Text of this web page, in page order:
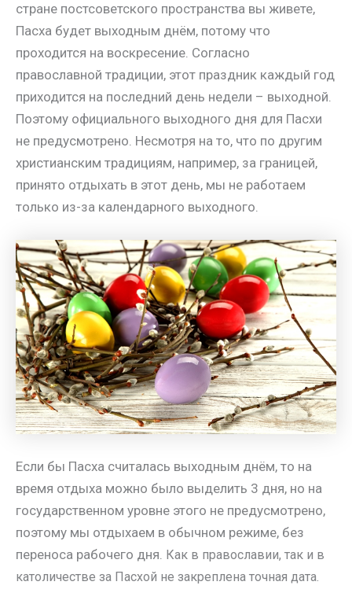
стране постсоветского пространства вы живете,
Пасха будет выходным днём, потому что
проходится на воскресение. Согласно
православной традиции, этот праздник каждый год
приходится на последний день недели – выходной.
Поэтому официального выходного дня для Пасхи
не предусмотрено. Несмотря на то, что по другим
христианским традициям, например, за границей,
принято отдыхать в этот день, мы не работаем
только из-за календарного выходного.
Если бы Пасха считалась выходным днём, то на
время отдыха можно было выделить 3 дня, но на
государственном уровне этого не предусмотрено,
поэтому мы отдыхаем в обычном режиме, без
переноса рабочего дня. Как в православии, так и в
католичестве за Пасхой не закреплена точная дата.